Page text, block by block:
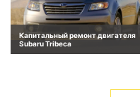
Капитальный ремонт двигателя
Subaru Tribeca